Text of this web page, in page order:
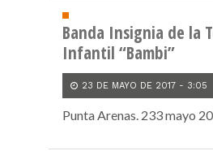
Banda Insignia de la
Infantil “Bambi”
23 DE MAYO DE 2017 - 3:05
Punta Arenas. 233 mayo